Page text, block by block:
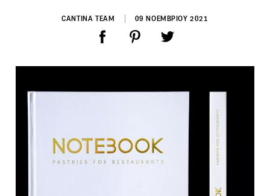
CANTINA TEAM 09 ΝΟΕΜΒΡΙΟΥ 2021